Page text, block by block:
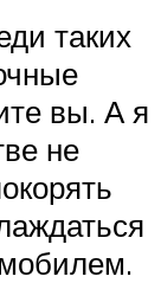
таких
вы. А я
не